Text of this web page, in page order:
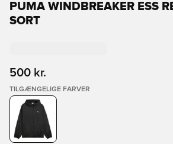
PUMA WINDBREAKER ESS
SORT
500 kr.
TILGÆNGELIGE FARVER